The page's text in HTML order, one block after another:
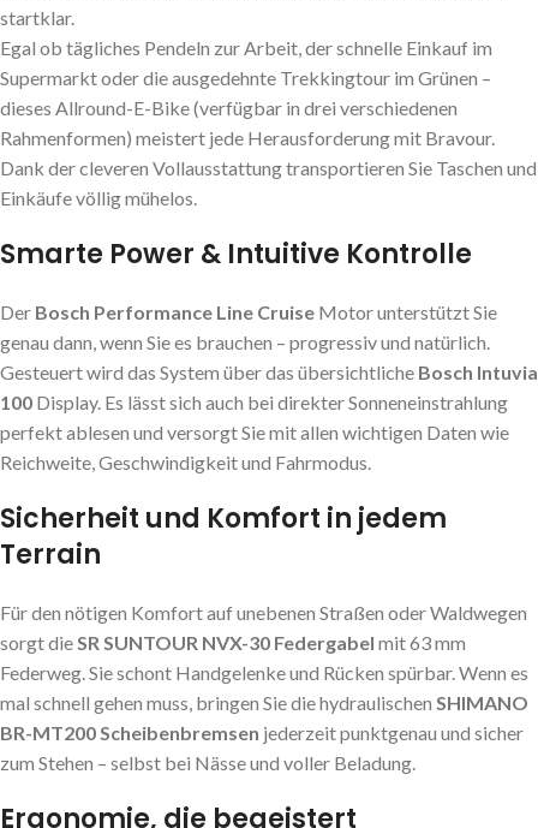
startklar.
Egal ob tägliches Pendeln zur Arbeit, der schnelle Einkauf im
Supermarkt oder die ausgedehnte Trekkingtour im Grünen –
dieses Allround-E-Bike (verfügbar in drei verschiedenen
Rahmenformen) meistert jede Herausforderung mit Bravour.
Dank der cleveren Vollausstattung transportieren Sie Taschen und
Einkäufe völlig mühelos.
Smarte Power & Intuitive Kontrolle
Der Bosch Performance Line Cruise Motor unterstützt Sie
genau dann, wenn Sie es brauchen – progressiv und natürlich.
Gesteuert wird das System über das übersichtliche Bosch Intuvia
100 Display. Es lässt sich auch bei direkter Sonneneinstrahlung
perfekt ablesen und versorgt Sie mit allen wichtigen Daten wie
Reichweite, Geschwindigkeit und Fahrmodus.
Sicherheit und Komfort in jedem
Terrain
Für den nötigen Komfort auf unebenen Straßen oder Waldwegen
sorgt dieSR SUNTOUR NVX-30 Federgabel mit 63 mm
Federweg. Sie schont Handgelenke und Rücken spürbar. Wenn es
mal schnell gehen muss, bringen Sie die hydraulischen SHIMANO
BR-MT200 Scheibenbremsen jederzeit punktgenau und sicher
zum Stehen – selbst bei Nässe und voller Beladung.
Ergonomie, die begeistert